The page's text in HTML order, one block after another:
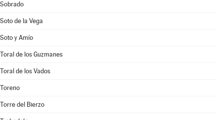
Sobrado
Soto de la Vega
Soto y Amío
Toral de los Guzmanes
Toral de los Vados
Toreno
Torre del Bierzo